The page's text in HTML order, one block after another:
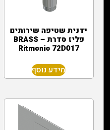
ידנית שטיפה שירותים
פליז סדרת BRASS –
Ritmonio 72D017
מידע נוסף